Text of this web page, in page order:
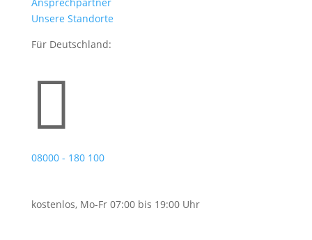
Unsere Standorte
Für Deutschland:

08000 - 180 100
kostenlos, Mo-Fr 07:00 bis 19:00 Uhr